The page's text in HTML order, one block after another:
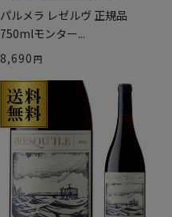
パルメラ レゼルヴ 正規品
750mlモンター...
8,690